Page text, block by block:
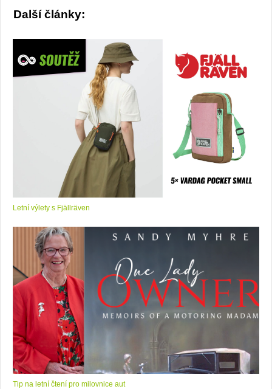
Další články:
Letní výlety s Fjällräven
Tip na letní čtení pro milovnice aut